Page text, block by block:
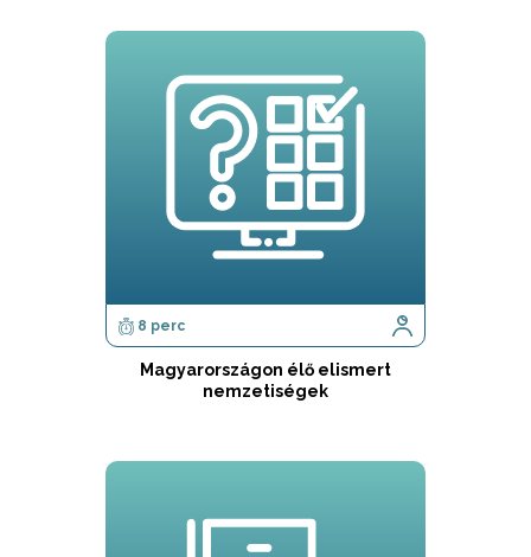
8 perc
Magyarországon élő elismert
nemzetiségek